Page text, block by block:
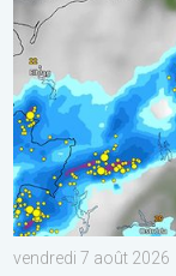
vendredi 7 août 2026